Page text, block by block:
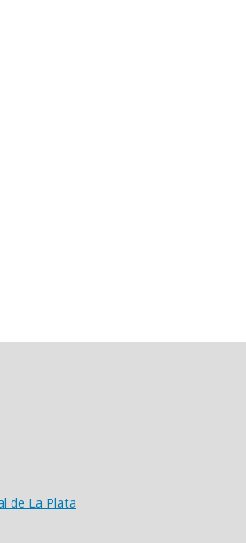
de La Plata